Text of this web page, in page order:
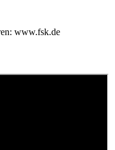
www.fsk.de